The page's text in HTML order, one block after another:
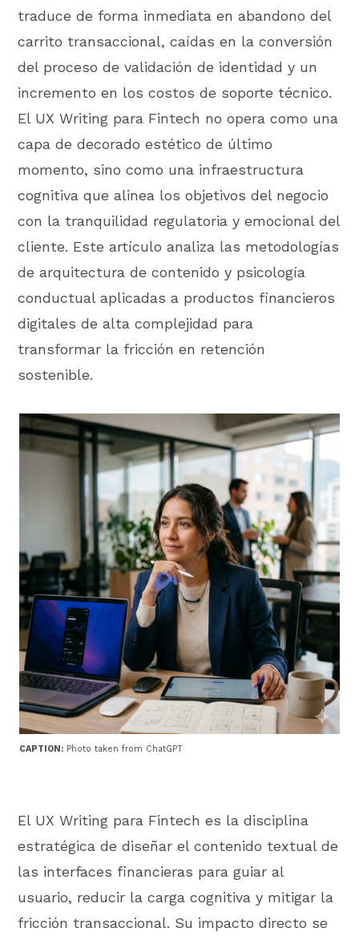
traduce de forma inmediata en abandono del
carrito transaccional, caídas en la conversión
del proceso de validación de identidad y un
incremento en los costos de soporte técnico.
El UX Writing para Fintech no opera como una
capa de decorado estético de último
momento, sino como una infraestructura
cognitiva que alinea los objetivos del negocio
con la tranquilidad regulatoria y emocional del
cliente. Este artículo analiza las metodologías
de arquitectura de contenido y psicología
conductual aplicadas a productos financieros
digitales de alta complejidad para
transformar la fricción en retención
sostenible.
CAPTION: Photo taken from ChatGPT
El UX Writing para Fintech es la disciplina
estratégica de diseñar el contenido textual de
las interfaces financieras para guiar al
usuario, reducir la carga cognitiva y mitigar la
fricción transaccional. Su impacto directo se